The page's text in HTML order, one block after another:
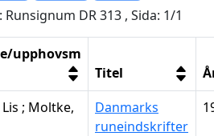
DR 313 , Sida: 1/1
upphovsm
Titel
Lis ; Moltke,
Danmarks
runeindskrifter